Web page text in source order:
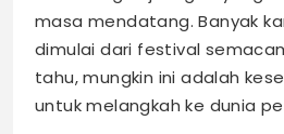
masa mendatang. Banyak
dimulai dari festival
tahu, mungkin ini adalah
untuk melangkah ke dunia